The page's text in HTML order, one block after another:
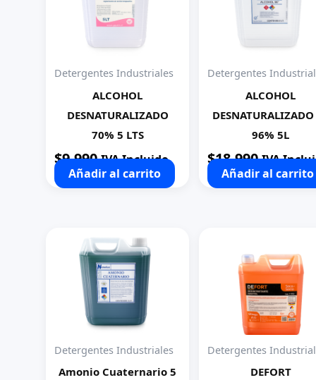
Detergentes Industriales
ALCOHOL
DESNATURALIZADO
70% 5 LTS
$9.990 IVA Incluido
Añadir al carrito
Detergentes
ALCOHOL
96% 5L
$18.990 IVA
Añadir al carrito
Detergentes Industriales
Amonio Cuaternario 5
Detergentes
DEFORT